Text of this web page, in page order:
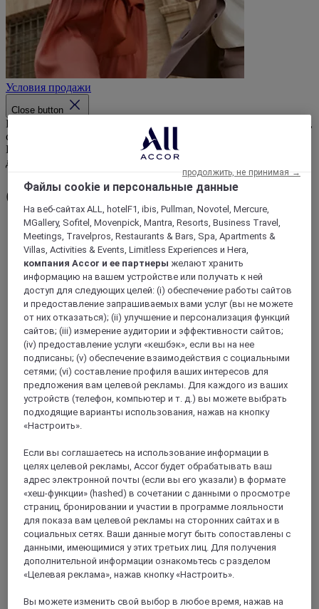
Условия продажи
Close button
Получите скидку, воспользовавшись тарифом «Отдых дольше,
скидка выше» в участвующих отелях (при наличии номеров).
Перед бронированием ознакомьтесь с условиями продажи по
данному тарифу.
ОТДЫХАЙТЕ ДОЛЬШЕ
Направления
Назад
Континент
Европа
Азия
Ближний Восток
Южная Америка
Африка
Тихий океан
Наши лучшие направления
Париж
Барселона
Брюссель
Лондон
Смотреть все направления
Предложения
О Mercure
Назад
Файлы cookie и персональные данные
На веб-сайтах ALL, hotelF1, ibis, Pullman, Novotel, Mercure,
MGallery, Sofitel, Movenpick, Mantra, Resorts, Business Travel,
Meetings, Travelpros, Restaurants & Bars, Spa, Apartments &
Villas, Activities & Events, Limitless Experiences и Hera,
компания Accor и ее партнеры желают хранить
информацию на вашем устройстве или получать к ней
доступ для следующих целей: (i) обеспечение работы сайтов
и предоставление запрашиваемых вами услуг (вы не можете
от них отказаться); (ii) улучшение и персонализация функций
сайтов; (iii) измерение аудитории и эффективности сайтов;
(iv) предоставление услуги «кешбэк», если вы на нее
подписаны; (v) обеспечение взаимодействия с социальными
сетями; (vi) составление профиля ваших интересов для
предложения вам целевой рекламы. Для каждого из ваших
устройств (телефон, компьютер и т. д.) вы можете выбрать
подходящие варианты использования, нажав на кнопку
«Настроить».
Если вы соглашаетесь на использование информации в
целях целевой рекламы, Accor будет обрабатывать ваш
адрес электронной почты (если вы его указали) в формате
«хеш-функции» (hashed) в сочетании с данными о просмотре
страниц, бронировании и участии в программе лояльности
для показа вам целевой рекламы на сторонних сайтах и в
социальных сетях. Ваши данные могут быть сопоставлены с
данными, имеющимися у этих третьих лиц. Для получения
дополнительной информации ознакомьтесь с разделом
«Целевая реклама», нажав кнопку «Настроить».
Вы можете изменить свой выбор в любое время, нажав на
продолжить, не принимая →